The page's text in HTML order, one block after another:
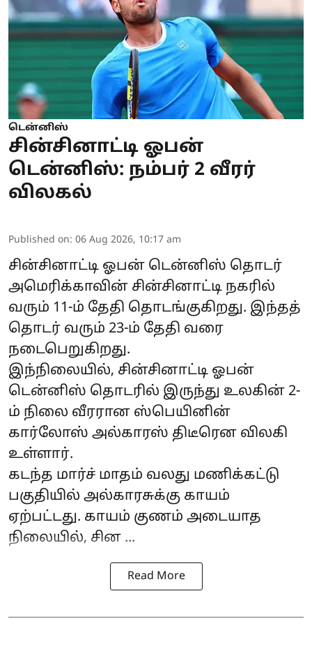
டென்னிஸ்
சின்சினாட்டி ஓபன்
டென்னிஸ்: நம்பர் 2 வீரர்
விலகல்
Published on: 06 Aug 2026, 10:17 am
சின்சினாட்டி ஓபன் டென்னிஸ் தொடர்
அமெரிக்காவின் சின்சினாட்டி நகரில்
வரும் 11-ம் தேதி தொடங்குகிறது. இந்தத்
தொடர் வரும் 23-ம் தேதி வரை
நடைபெறுகிறது.
இந்நிலையில், சின்சினாட்டி ஓபன்
டென்னிஸ் தொடரில் இருந்து உலகின் 2-
ம் நிலை வீரரான ஸ்பெயினின்
கார்லோஸ் அல்காரஸ் திடீரென விலகி
உள்ளார்.
கடந்த மார்ச் மாதம் வலது மணிக்கட்டு
பகுதியில் அல்காரசுக்கு காயம்
ஏற்பட்டது. காயம் குணம் அடையாத
நிலையில், சின ...
Read More